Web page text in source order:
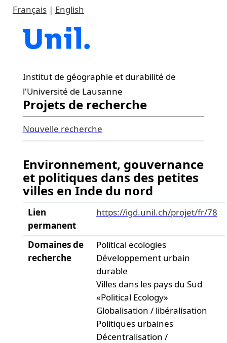
Français| English
Institut de géographie et durabilité de
l'Université de Lausanne
Projets de recherche
Nouvelle recherche
Environnement, gouvernance
et politiques dans des petites
villes en Inde du nord
Lien
permanent
https://igd.unil.ch/projet/fr/78
Domaines de
recherche
Political ecologies
Développement urbain
durable
Villes dans les pays du Sud
«Political Ecology»
Globalisation / libéralisation
Politiques urbaines
Décentralisation /